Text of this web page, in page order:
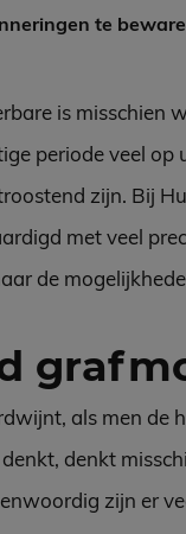
te
is misschien
periode veel
zijn. Bij
met veel
de
als men de
denkt
zijn er